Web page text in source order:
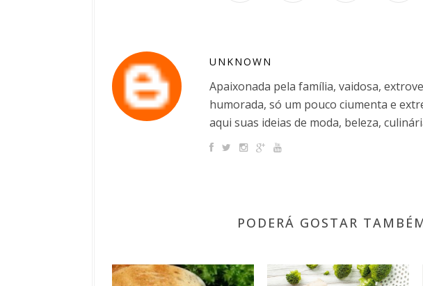
UNKNOWN
Apaixonada pela família, vaidosa,
humorada, só um pouco ciumenta e
aqui suas ideias de moda, beleza,
PODERÁ GOSTAR